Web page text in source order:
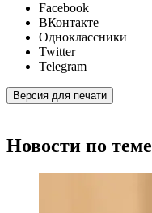
Facebook
ВКонтакте
Одноклассники
Twitter
Telegram
Версия для печати
Новости по теме